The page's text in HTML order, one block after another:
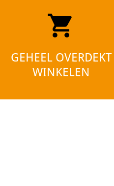
GEHEEL OVERDEKT
WINKELEN